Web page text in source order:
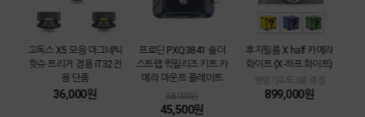
고독스 X5 모음 마그네틱
핫슈 트리거 겸용 iT32전
용 단품
36,000원
프로딘 PXQ3841 숄더
스트랩 퀵릴리즈 키트 카
메라 마운트 플레이트
58,000원
45,500원
후지필름 X half 카메라
화이트 (X-하프 화이트)
랜덤기프트 3종 증정
899,000원